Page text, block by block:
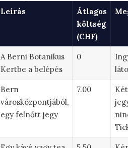
Leírás
Átlagos
költség
(CHF)
A Berni Botanikus
Kertbe a belépés
0
Bern
városközpontjából,
egy felnőtt jegy
7.00